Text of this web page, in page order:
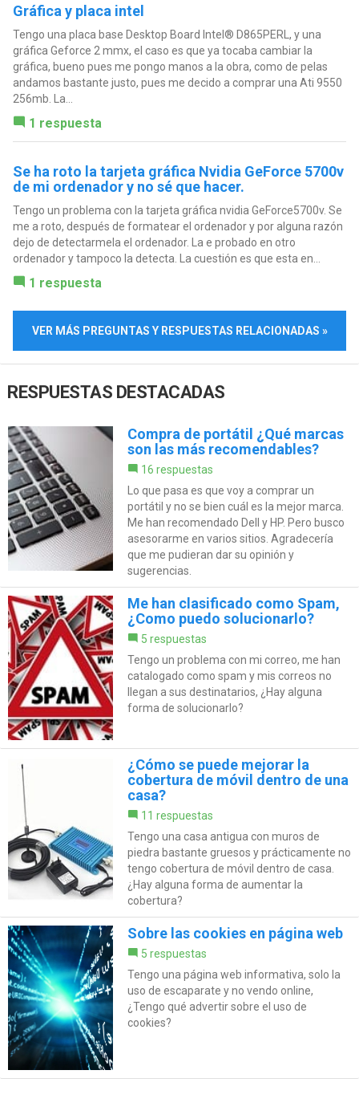
Gráfica y placa intel
Tengo una placa base Desktop Board Intel® D865PERL, y una
gráfica Geforce 2 mmx, el caso es que ya tocaba cambiar la
gráfica, bueno pues me pongo manos a la obra, como de pelas
andamos bastante justo, pues me decido a comprar una Ati 9550
256mb. La...
1 respuesta
Se ha roto la tarjeta gráfica Nvidia GeForce 5700v
de mi ordenador y no sé que hacer.
Tengo un problema con la tarjeta gráfica nvidia GeForce5700v. Se
me a roto, después de formatear el ordenador y por alguna razón
dejo de detectarmela el ordenador. La e probado en otro
ordenador y tampoco la detecta. La cuestión es que esta en...
1 respuesta
VER MÁS PREGUNTAS Y RESPUESTAS RELACIONADAS »
RESPUESTAS DESTACADAS
Compra de portátil ¿Qué marcas
son las más recomendables?
16 respuestas
Lo que pasa es que voy a comprar un
portátil y no se bien cuál es la mejor marca.
Me han recomendado Dell y HP. Pero busco
asesorarme en varios sitios. Agradecería
que me pudieran dar su opinión y
sugerencias.
Me han clasificado como Spam,
¿Como puedo solucionarlo?
5 respuestas
Tengo un problema con mi correo, me han
catalogado como spam y mis correos no
llegan a sus destinatarios, ¿Hay alguna
forma de solucionarlo?
¿Cómo se puede mejorar la
cobertura de móvil dentro de una
casa?
11 respuestas
Tengo una casa antigua con muros de
piedra bastante gruesos y prácticamente no
tengo cobertura de móvil dentro de casa.
¿Hay alguna forma de aumentar la
cobertura?
Sobre las cookies en página web
5 respuestas
Tengo una página web informativa, solo la
uso de escaparate y no vendo online,
¿Tengo qué advertir sobre el uso de
cookies?